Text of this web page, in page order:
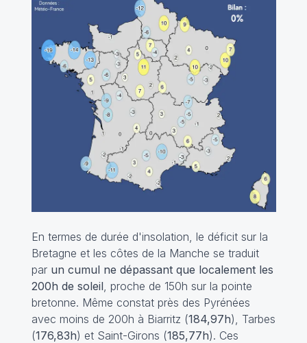
En termes de durée d'insolation, le déficit sur la
Bretagne et les côtes de la Manche se traduit
par un cumul ne dépassant que localement les
200h de soleil, proche de 150h sur la pointe
bretonne. Même constat près des Pyrénées
avec moins de 200h à Biarritz (184,97h), Tarbes
(176,83h) et Saint-Girons (185,77h). Ces